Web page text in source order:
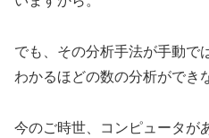
でも、その分析手法が手動で
わかるほどの数の分析ができ
今のご時世、コンピュータが